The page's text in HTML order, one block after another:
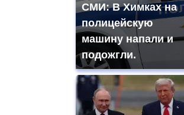
СМИ: В Химках на
полицейскую
машину напали и
подожгли.